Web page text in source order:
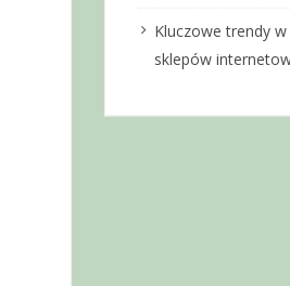
Kluczowe trendy
sklepów